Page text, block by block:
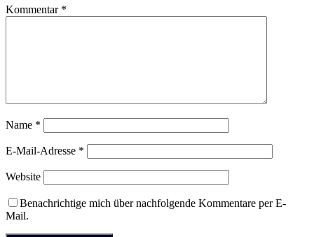
Kommentar *
Name *
E-Mail-Adresse *
Website
Benachrichtige mich über nachfolgende Kommentare per E-
Mail.